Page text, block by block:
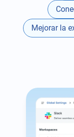
Mejorar la